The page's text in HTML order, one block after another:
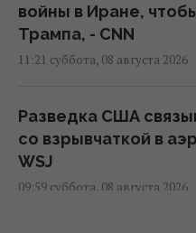
войны в Иране,
Трампа, - CNN
11:21 суббота, 08 августа 2026
Разведка США
со взрывчаткой в
WSJ
09:59 суббота, 08 августа 2026